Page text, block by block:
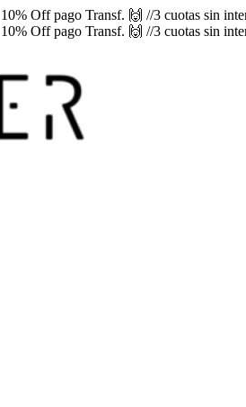
10% Off pago Transf. 🙌 //3 cuotas sin
10% Off pago Transf. 🙌 //3 cuotas sin